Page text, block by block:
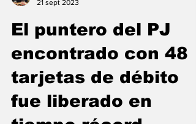
Emiliano Damonte
21 sept 2023
El puntero del PJ
encontrado con 48
tarjetas de débito